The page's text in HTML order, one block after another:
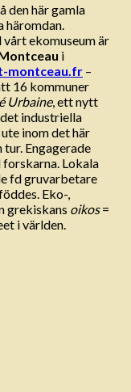
den här gamla
häromdan.
ekomuseum är
i
montceau.fr –
16 kommuner
Urbaine, ett nytt
industriella
inom det här
Engagerade
Lokala
fd gruvarbetare
Eko-,
grekiskans oikos=
i världen.